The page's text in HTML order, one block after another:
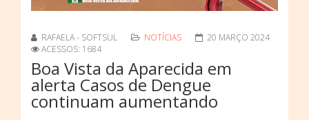
RAFAELA - SOFTSUL NOTÍCIAS
20 MARÇO 2024
ACESSOS: 1684
Boa Vista da Aparecida em
alerta Casos de Dengue
continuam aumentando